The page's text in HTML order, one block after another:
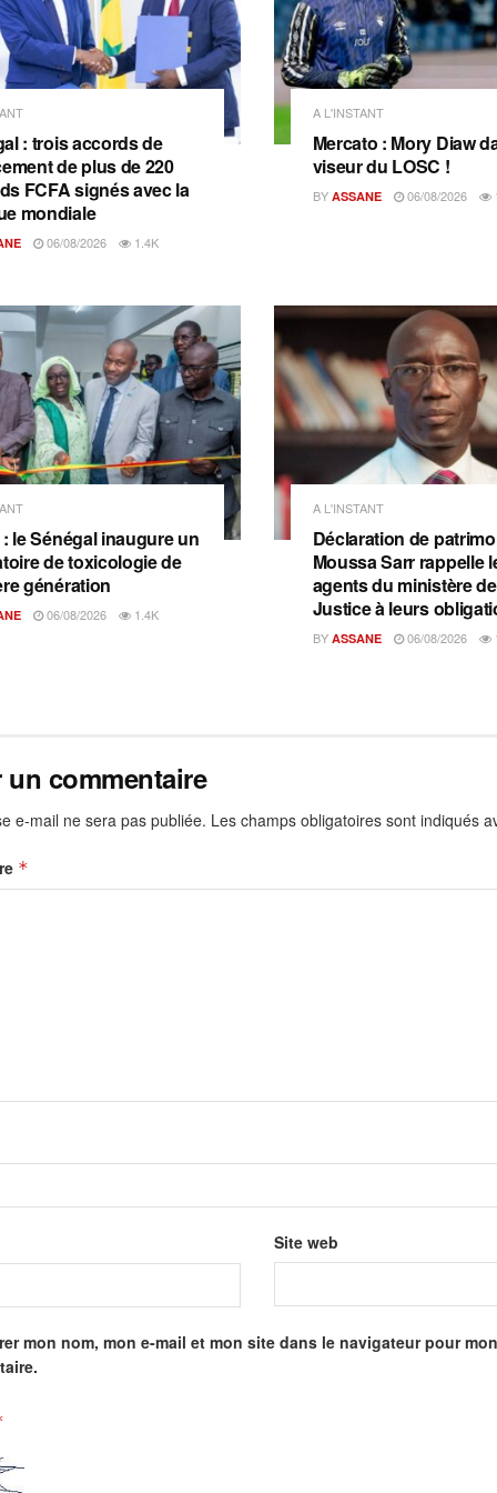
: trois accords de
de plus de 220
FCFA signés avec la
mondiale
06/08/2026 1.4K
A L'INSTANT
Mercato : Mory Diaw
viseur du LOSC !
BY ASSANE 06/08/2026
le Sénégal inaugure un
de toxicologie de
génération
06/08/2026 1.4K
A L'INSTANT
Déclaration de
Moussa Sarr rappelle
agents du ministère
Justice à leurs
BY ASSANE 06/08/2026
un commentaire
e-mail ne sera pas publiée. Les champs obligatoires sont indiqués
*
Site web
mon nom, mon e-mail et mon site dans le navigateur pour